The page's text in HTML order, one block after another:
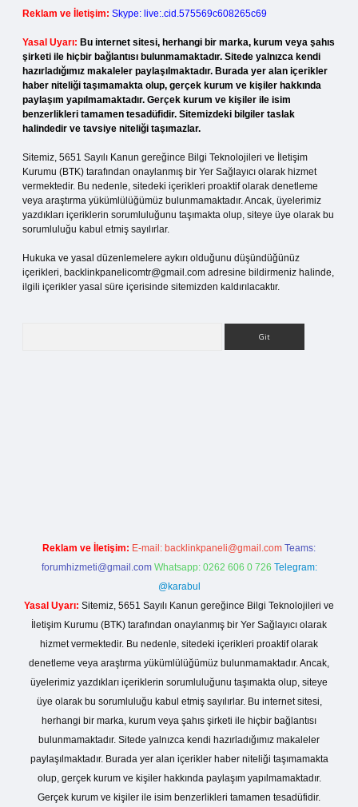
Reklam ve İletişim: Skype: live:.cid.575569c608265c69
Yasal Uyarı: Bu internet sitesi, herhangi bir marka, kurum veya şahıs
şirketi ile hiçbir bağlantısı bulunmamaktadır. Sitede yalnızca kendi
hazırladığımız makaleler paylaşılmaktadır. Burada yer alan içerikler
haber niteliği taşımamakta olup, gerçek kurum ve kişiler hakkında
paylaşım yapılmamaktadır. Gerçek kurum ve kişiler ile isim
benzerlikleri tamamen tesadüfidir. Sitemizdeki bilgiler taslak
halindedir ve tavsiye niteliği taşımazlar.
Sitemiz, 5651 Sayılı Kanun gereğince Bilgi Teknolojileri ve İletişim
Kurumu (BTK) tarafından onaylanmış bir Yer Sağlayıcı olarak hizmet
vermektedir. Bu nedenle, sitedeki içerikleri proaktif olarak denetleme
veya araştırma yükümlülüğümüz bulunmamaktadır. Ancak, üyelerimiz
yazdıkları içeriklerin sorumluluğunu taşımakta olup, siteye üye olarak bu
sorumluluğu kabul etmiş sayılırlar.
Hukuka ve yasal düzenlemelere aykırı olduğunu düşündüğünüz
içerikleri, backlinkpanelicomtr@gmail.com adresine bildirmeniz halinde,
ilgili içerikler yasal süre içerisinde sitemizden kaldırılacaktır.
Reklam ve İletişim: E-mail: backlinkpaneli@gmail.com Teams:
forumhizmeti@gmail.com Whatsapp: 0262 606 0 726 Telegram:
@karabul
Yasal Uyarı: Sitemiz, 5651 Sayılı Kanun gereğince Bilgi Teknolojileri ve
İletişim Kurumu (BTK) tarafından onaylanmış bir Yer Sağlayıcı olarak
hizmet vermektedir. Bu nedenle, sitedeki içerikleri proaktif olarak
denetleme veya araştırma yükümlülüğümüz bulunmamaktadır. Ancak,
üyelerimiz yazdıkları içeriklerin sorumluluğunu taşımakta olup, siteye
üye olarak bu sorumluluğu kabul etmiş sayılırlar. Bu internet sitesi,
herhangi bir marka, kurum veya şahıs şirketi ile hiçbir bağlantısı
bulunmamaktadır. Sitede yalnızca kendi hazırladığımız makaleler
paylaşılmaktadır. Burada yer alan içerikler haber niteliği taşımamakta
olup, gerçek kurum ve kişiler hakkında paylaşım yapılmamaktadır.
Gerçek kurum ve kişiler ile isim benzerlikleri tamamen tesadüfidir.